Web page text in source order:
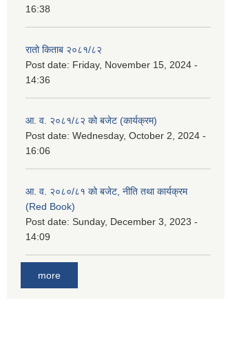
16:38
रातो किताब २०८१/८२
Post date: Friday, November 15, 2024 -
14:36
आ. व. २०८१/८२ को बजेट (कार्यक्रम)
Post date: Wednesday, October 2, 2024 -
16:06
आ. व. २०८०/८१ को बजेट, नीति तथा कार्यक्रम
(Red Book)
Post date: Sunday, December 3, 2023 -
14:09
more